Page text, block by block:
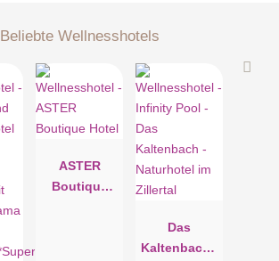
Beliebte Wellnesshotels
ASTER
Boutique
Das
Kaltenbach -